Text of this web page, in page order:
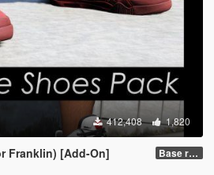
412,408 1,820
Franklin) [Add-On] Base release